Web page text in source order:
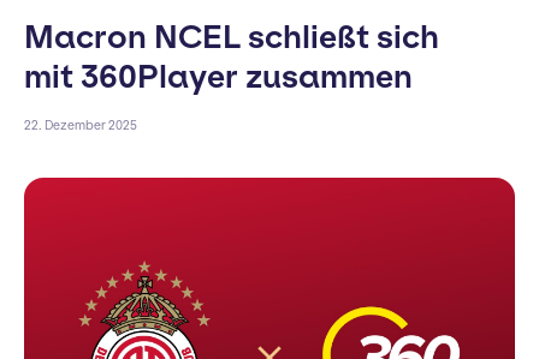
Macron NCEL schließt sich
mit 360Player zusammen
22. Dezember 2025